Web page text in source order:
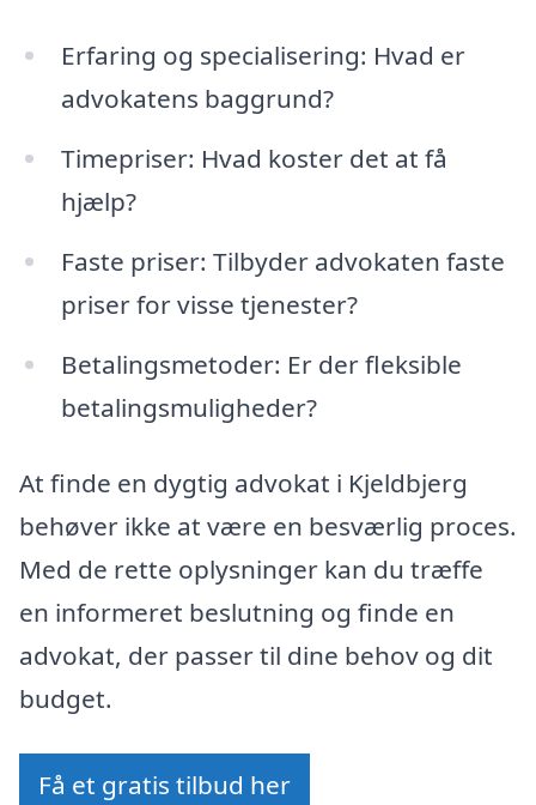
Erfaring og specialisering: Hvad er
advokatens baggrund?
Timepriser: Hvad koster det at få
hjælp?
Faste priser: Tilbyder advokaten faste
priser for visse tjenester?
Betalingsmetoder: Er der fleksible
betalingsmuligheder?
At finde en dygtig advokat i Kjeldbjerg
behøver ikke at være en besværlig proces.
Med de rette oplysninger kan du træffe
en informeret beslutning og finde en
advokat, der passer til dine behov og dit
budget.
Få et gratis tilbud her